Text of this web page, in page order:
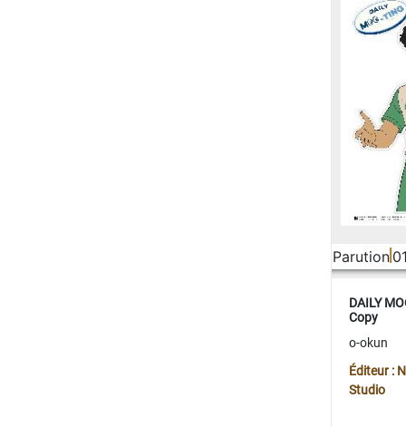
Parution
DAILY
Copy
o-okun
Éditeur :
Studio